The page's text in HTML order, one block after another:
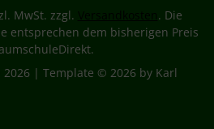
MwSt. zzgl. Versandkosten. Die
entsprechen dem bisherigen Preis
| Template © 2026 by Karl